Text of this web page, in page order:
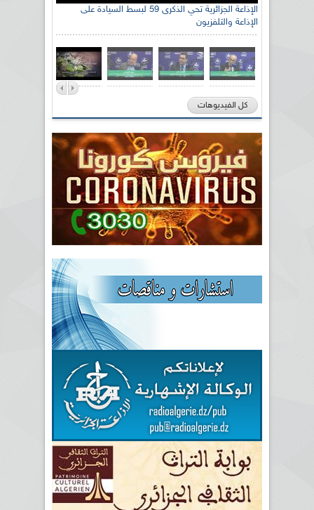
الإذاعة الجزائرية تحي الذكرى 59 لبسط السيادة على
الإذاعة والتلفزيون
كل الفيديوهات